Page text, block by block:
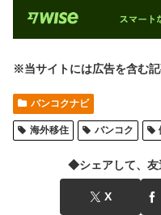
※当サイトには広告を含む記
バンコクナビ
海外移住 バンコク
◆シェアして、
X